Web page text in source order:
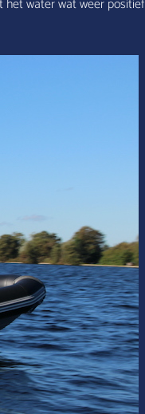
water wat weer positief